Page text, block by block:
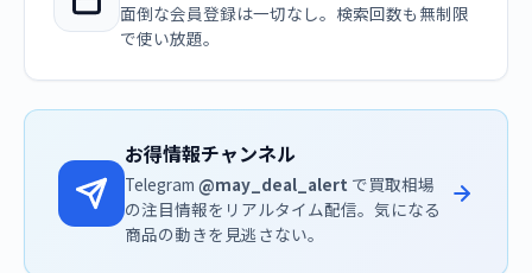
面倒な会員登録は一切なし。検索回数も無制限
で使い放題。
お得情報チャンネル
Telegram @may_deal_alert で買取相場
の注目情報をリアルタイム配信。気になる
商品の動きを見逃さない。